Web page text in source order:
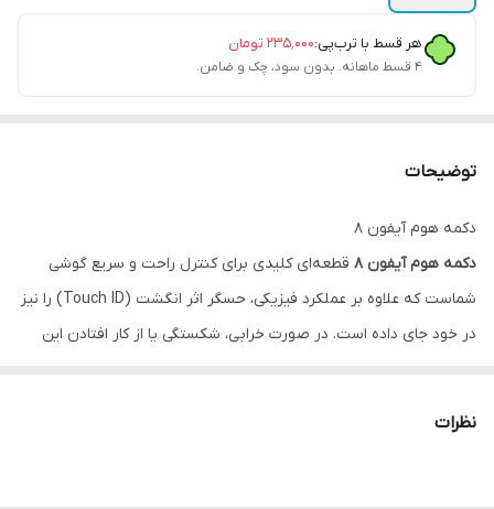
هر قسط با ترب‌پی:۲۳۵٬۰۰۰ تومان
۴ قسط ماهانه. بدون سود، چک و ضامن.
توضیحات
دکمه هوم آیفون 8
دکمه هوم آیفون 8
قطعه‌ای کلیدی برای کنترل راحت و سریع گوشی
شماست که علاوه بر عملکرد فیزیکی، حسگر اثر انگشت (Touch ID) را نیز
در خود جای داده است. در صورت خرابی، شکستگی یا از کار افتادن این
نظرات